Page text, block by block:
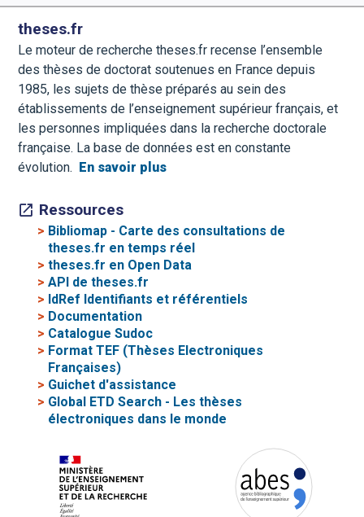
theses.fr
Le moteur de recherche theses.fr recense l’ensemble
des thèses de doctorat soutenues en France depuis
1985, les sujets de thèse préparés au sein des
établissements de l’enseignement supérieur français, et
les personnes impliquées dans la recherche doctorale
française. La base de données est en constante
évolution.
En savoir plus
Ressources
> Bibliomap - Carte des consultations de
theses.fr en temps réel
>theses.fr en Open Data
>API de theses.fr
> IdRef Identifiants et référentiels
> Documentation
> Catalogue Sudoc
> Format TEF (Thèses Electroniques
Françaises)
> Guichet d'assistance
> Global ETD Search - Les thèses
électroniques dans le monde